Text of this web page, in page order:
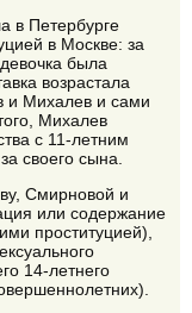
в Петербурге
в Москве: за
была
возрастала
и Михалев и сами
Михалев
с 11-летним
своего сына.
Смирновой и
или содержание
проституцией),
14-летнего